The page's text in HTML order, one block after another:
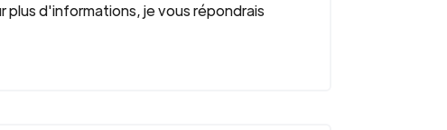
plus d'informations, je vous répondrais